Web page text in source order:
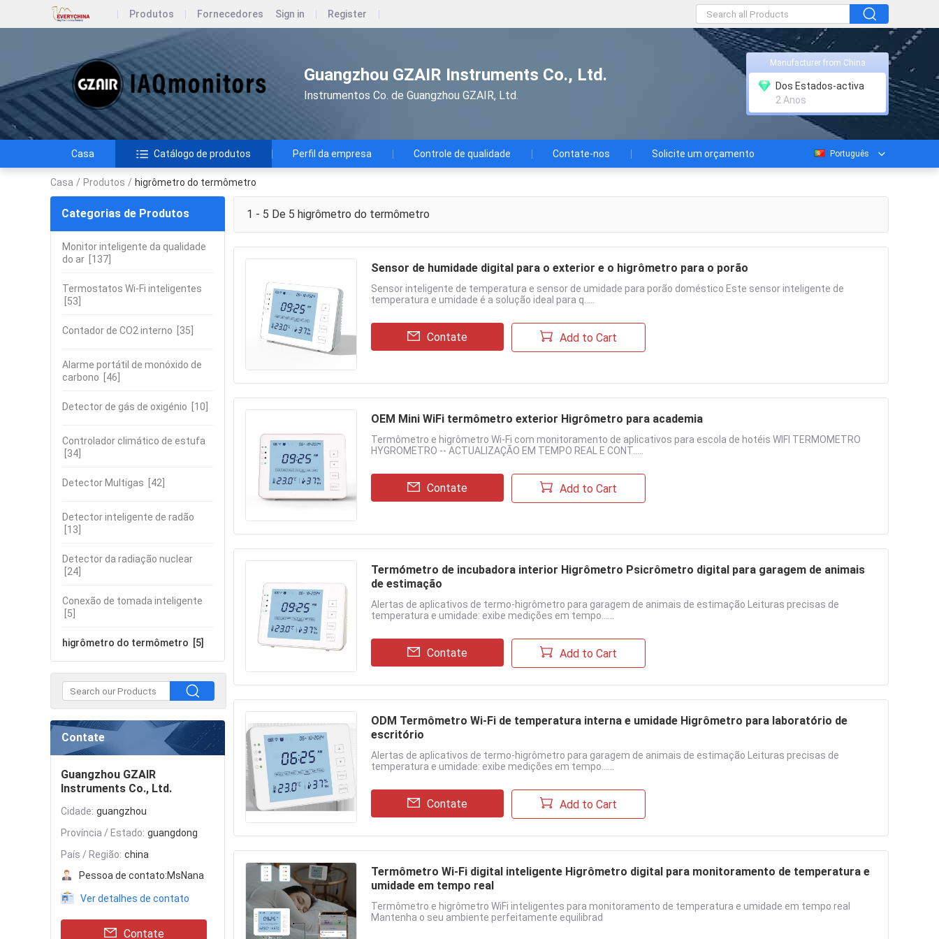
Produtos Fornecedores Sign in Register
Guangzhou GZAIR Instruments Co., Ltd.
Instrumentos Co. de Guangzhou GZAIR, Ltd.
Manufacturer from China
Dos Estados-activa
2 Anos
Casa Catálogo de produtos Perfil da empresa Controle de qualidade Contate-nos Solicite um orçamento Português
Casa / Produtos / higrômetro do termômetro
Categorias de Produtos
Monitor inteligente da qualidade
do ar [137]
Termostatos Wi-Fi inteligentes
[53]
Contador de CO2 interno [35]
Alarme portátil de monóxido de
carbono [46]
Detector de gás de oxigénio [10]
Controlador climático de estufa
[34]
Detector Multigas [42]
Detector inteligente de radão
[13]
Detector da radiação nuclear
[24]
Conexão de tomada inteligente
[5]
higrômetro do termômetro [5]
Contate
Guangzhou GZAIR
Instruments Co., Ltd.
Cidade: guangzhou
Província / Estado: guangdong
País / Região: china
Pessoa de contato:MsNana
Ver detalhes de contato
Contate
1 - 5 De 5 higrômetro do termômetro
Sensor de humidade digital para o exterior e o higrômetro para o porão
Sensor inteligente de temperatura e sensor de umidade para porão doméstico Este sensor inteligente de
temperatura e umidade é a solução ideal para q.....
Contate Add to Cart
OEM Mini WiFi termômetro exterior Higrômetro para academia
Termômetro e higrômetro Wi-Fi com monitoramento de aplicativos para escola de hotéis WIFI TERMOMETRO
HYGROMETRO -- ACTUALIZAÇÃO EM TEMPO REAL E CONT.....
Contate Add to Cart
Termómetro de incubadora interior Higrômetro Psicrômetro digital para garagem de animais
de estimação
Alertas de aplicativos de termo-higrômetro para garagem de animais de estimação Leituras precisas de
temperatura e umidade: exibe medições em tempo......
Contate Add to Cart
ODM Termômetro Wi-Fi de temperatura interna e umidade Higrômetro para laboratório de
escritório
Alertas de aplicativos de termo-higrômetro para garagem de animais de estimação Leituras precisas de
temperatura e umidade: exibe medições em tempo......
Contate Add to Cart
Termômetro Wi-Fi digital inteligente Higrômetro digital para monitoramento de temperatura e
umidade em tempo real
Termômetro e higrômetro WiFi inteligentes para monitoramento de temperatura e umidade em tempo real
Mantenha o seu ambiente perfeitamente equilibrad